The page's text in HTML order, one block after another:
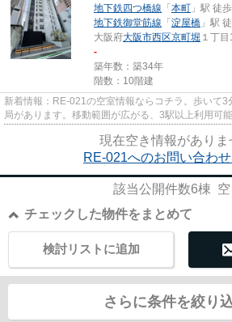
地下鉄四つ橋線 「本町 」駅 徒
地下鉄御堂筋線 「淀屋橋 」駅
大阪府大阪市西区京町堀 １丁
-
築年数：築34年
階数：10階建
新着情報：RE-021の空室情報ならコチラ。歩いて3
局があります。移動範囲が広がる、3駅以上利用可
と洗練された設計の内装を持つ...
現在空き情報がありま
RE-021へのお問い合わ
該当公開件数6棟 空
チェックした物件をまとめて
検討リストに追加
さらに条件を絞り